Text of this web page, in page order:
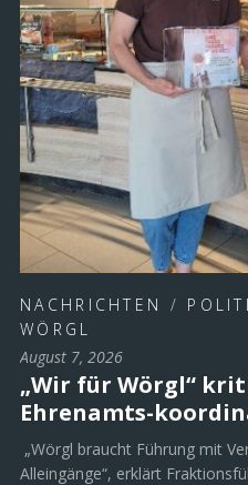
NACHRICHTEN /
WÖRGL
August 7, 2026
„Wir für Wörgl“
Ehrenamts-
„Wörgl braucht Führung mit
Alleingänge“, erklärt